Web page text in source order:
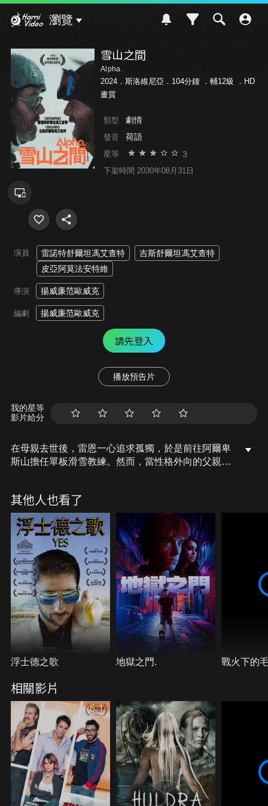
瀏覽
雪山之間
Alpha.
2024．斯洛維尼亞．104分鐘 ． 輔12級
．HD
畫質
類型 劇情
發音 荷語
星等 3
下架時間 2030年08月31日
演員 雷諾特舒爾坦馮艾查特
吉斯舒爾坦馮艾查特
皮亞阿莫法安特維
導演 揚威廉范歐威克
編劇 揚威廉范歐威克
請先登入
播放預告片
我的星等
影片給分
在母親去世後，雷恩一心追求孤獨，於是前往阿爾卑
斯山擔任單板滑雪教練。然而，當性格外向的父親亥
生存之戰。
其他人也看了
浮士德之歌 地獄之門. 戰火下的
相關影片
6.1